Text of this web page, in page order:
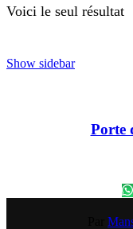
Voici le seul résultat
Show sidebar
Porte